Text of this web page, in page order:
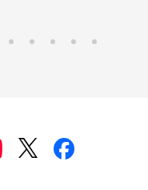
吉川市(0)